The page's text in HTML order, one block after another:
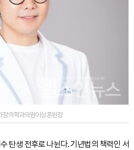
정의학과의원이상훈원장
탄생 전후로 나뉜다. 기년법의 책력인 서